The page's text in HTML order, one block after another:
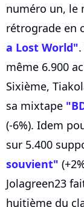
numéro un, le
rétrograde en
a Lost World"
même 6.900
Sixième,
sa mixtape
(-6%). Idem
sur 5.400
souvient"
Jolagreen23
huitième du